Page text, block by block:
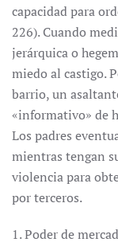
capacidad para
226). Cuando
jerárquica o
miedo al castigo.
barrio, un
«informativo» de
Los padres
mientras tengan
violencia para
por terceros.
1. Poder de